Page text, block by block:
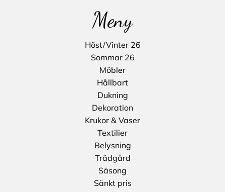
Meny
Höst/Vinter 26
Sommar 26
Möbler
Hållbart
Dukning
Dekoration
Krukor & Vaser
Textilier
Belysning
Trädgård
Säsong
Sänkt pris